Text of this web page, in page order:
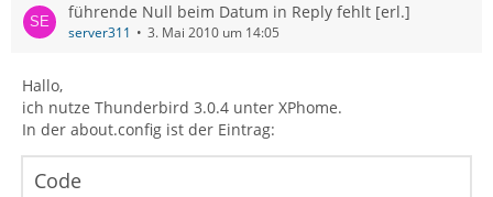
führende Null beim Datum in Reply fehlt [erl.]
server311 3. Mai 2010 um 14:05
Hallo,
ich nutze Thunderbird 3.0.4 unter XPhome.
In der about.config ist der Eintrag:
Code